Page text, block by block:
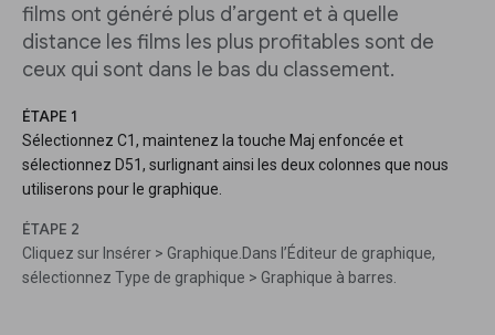
films ont généré plus d’argent et à quelle
distance les films les plus profitables sont de
ceux qui sont dans le bas du classement.
ÉTAPE 1
Sélectionnez C1, maintenez la touche Maj enfoncée et
sélectionnez D51, surlignant ainsi les deux colonnes que nous
utiliserons pour le graphique.
ÉTAPE 2
Cliquez sur Insérer > Graphique.Dans l’Éditeur de graphique,
sélectionnez Type de graphique > Graphique à barres.